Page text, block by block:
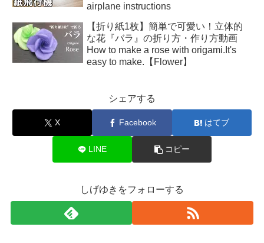
airplane instructions
【折り紙1枚】簡単で可愛い！立体的
な花『バラ』の折り方・作り方動画
How to make a rose with origami.It's
easy to make.【Flower】
シェアする
X Facebook はてブ
LINE コピー
しげゆきをフォローする